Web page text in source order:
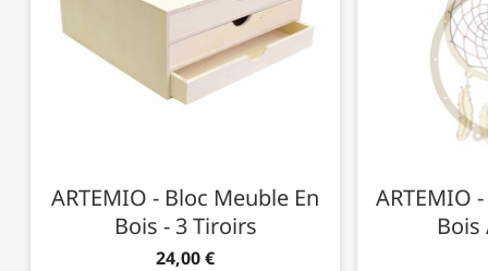
ARTEMIO - Bloc Meuble En
Bois - 3 Tiroirs
24,00 €
ARTEMIO
Bois